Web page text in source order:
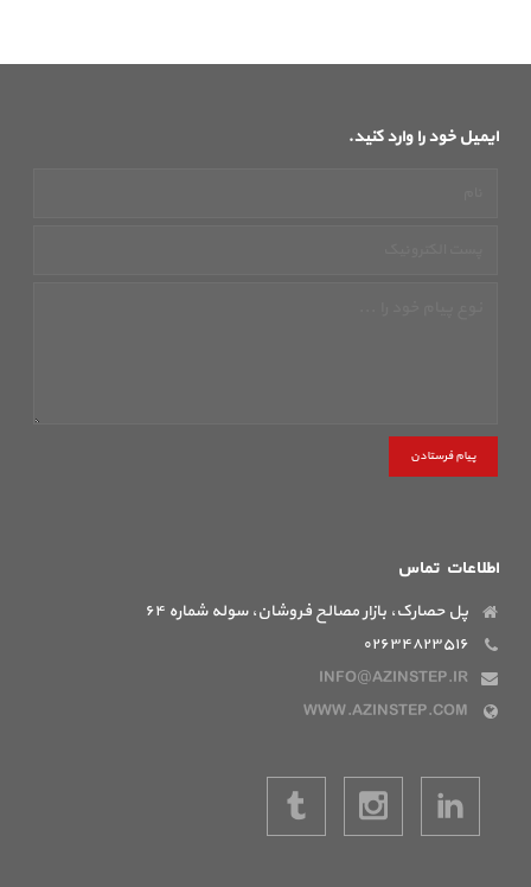
ایمیل خود را وارد کنید.
پیام فرستادن
اطلاعات تماس
پل حصارک، بازار مصالح فروشان، سوله شماره ۶۴
۰۲۶۳۴۸۲۳۵۱۶
INFO@AZINSTEP.IR
WWW.AZINSTEP.COM